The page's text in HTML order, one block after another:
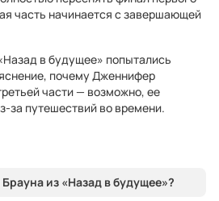
часть начинается с завершающей
в будущее» попытались
почему Дженнифер
части — возможно, ее
за путешествий во времени.
из «Назад в будущее»?